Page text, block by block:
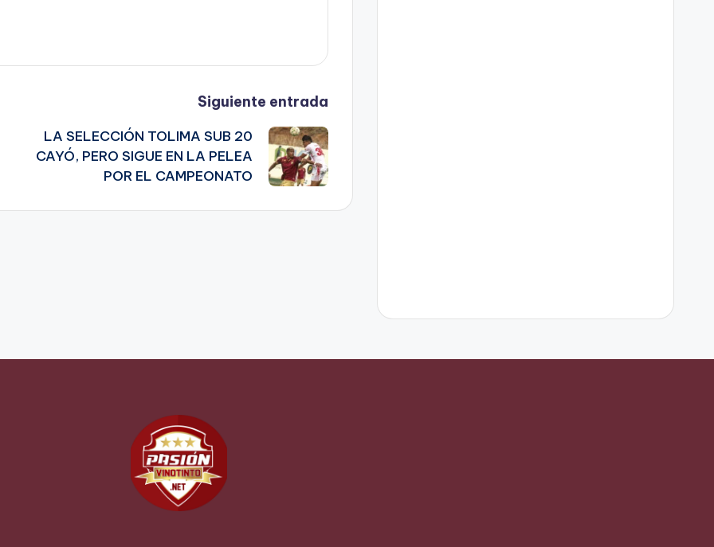
Siguiente entrada
LA SELECCIÓN TOLIMA SUB 20
CAYÓ, PERO SIGUE EN LA PELEA
POR EL CAMPEONATO